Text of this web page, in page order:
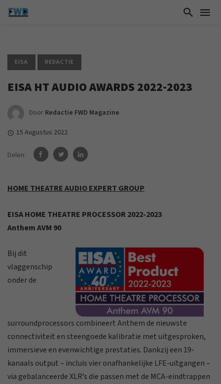
EISA REDACTIE
EISA HT AUDIO AWARDS 2022-2023
Door Redactie FWD Magazine
15 Augustus 2022
Delen:
HOME THEATRE AUDIO EXPERT GROUP
EISA HOME THEATRE PROCESSOR 2022-2023
Anthem AVM 90
Bij dit
vlaggenschip
onder de
surroundprocessors combineert Anthem de nieuwste
connectiviteit en steengoede kalibratie met uitgesproken,
immersieve en evenwichtige prestaties. Dankzij een 19-
kanaals output – incluis vier onafhankelijke LFE-uitgangen –
via gebalanceerde XLR’s die passen met de MCA-eindtrappen